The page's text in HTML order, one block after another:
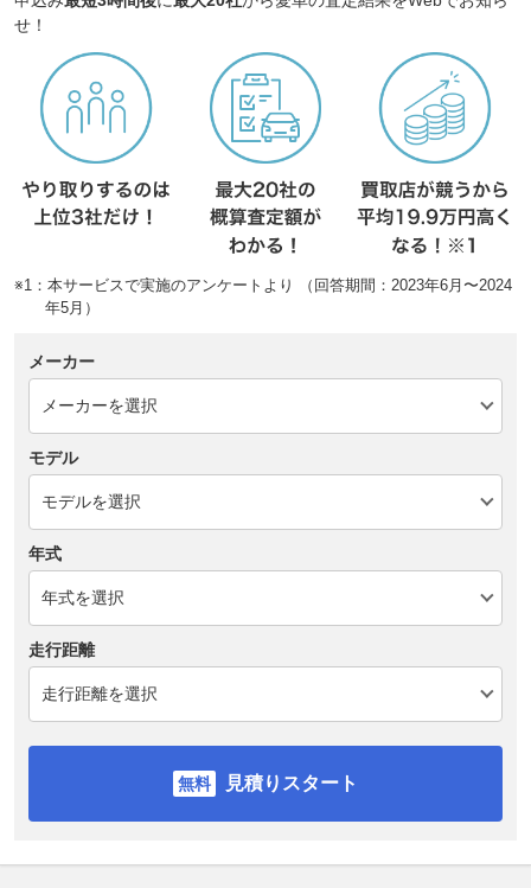
せ！
※1：本サービスで実施のアンケートより （回答期間：2023年6月〜2024
年5月）
メーカー
モデル
年式
走行距離
見積りスタート